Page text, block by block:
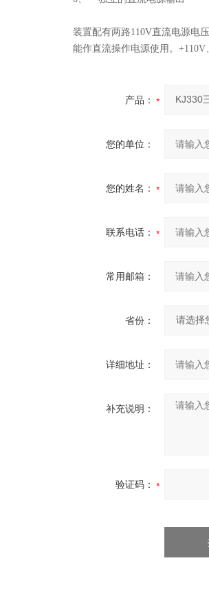
装置配有两路110V直流电源电
能作直流操作电源使用。
产品：
您的单位：
您的姓名：
联系电话：
常用邮箱：
省份：
详细地址：
补充说明：
验证码：